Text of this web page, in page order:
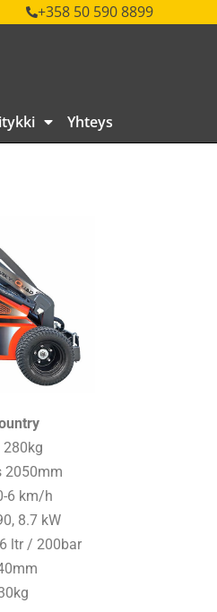
+358 50 590 8899
Yhteys
280kg
2050mm
6 km/h
8.7 kW
ltr / 200bar